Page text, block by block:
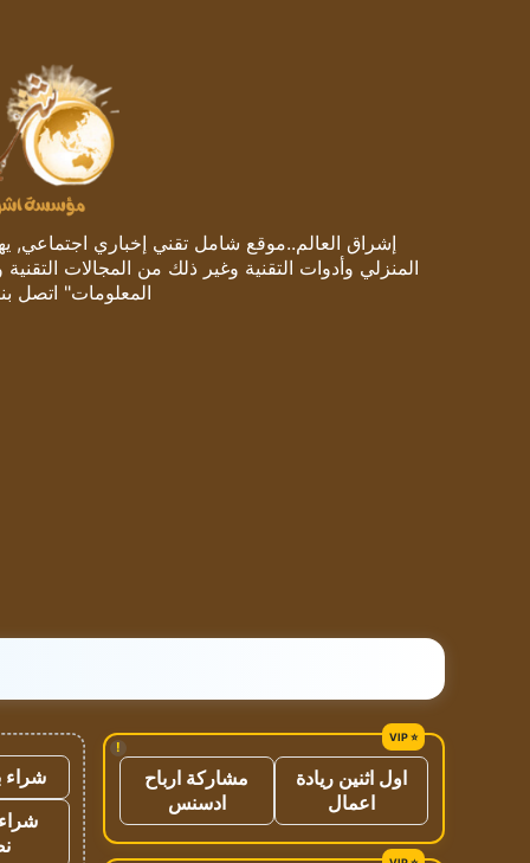
إشراق العالم..موقع شامل تقني إخباري اجتماعي,
المنزلي وأدوات التقنية وغير ذلك من المجالات
المعلومات" اتصل
!
اول اثنين ريادة
اعمال
مشاركة ارباح
ادسنس
شراء